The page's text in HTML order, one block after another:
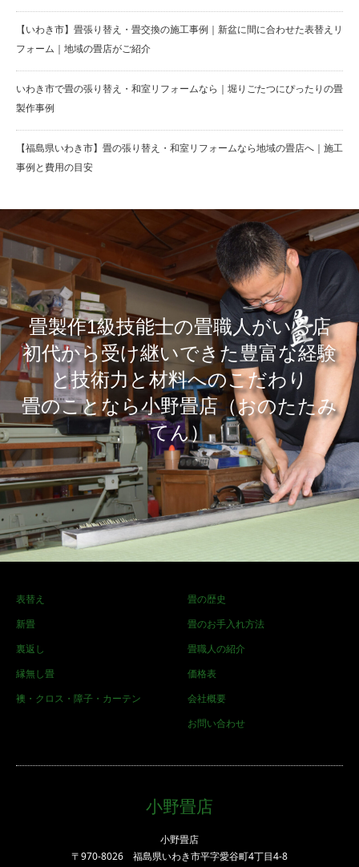
【いわき市】畳張り替え・畳交換の施工事例｜新盆に間に合わせた表替えリ
フォーム｜地域の畳店がご紹介
いわき市で畳の張り替え・和室リフォームなら｜堀りごたつにぴったりの畳
製作事例
【福島県いわき市】畳の張り替え・和室リフォームなら地域の畳店へ｜施工
事例と費用の目安
畳製作1級技能士の畳職人がいる店
​初代から受け継いできた豊富な経験
と技術力と材料へのこだわり
畳のことなら小野畳店（おのたたみ
てん）
表替え
新畳
裏返し
縁無し畳
襖・クロス・障子・カーテン
畳の歴史
畳のお手入れ方法
畳職人の紹介
価格表
会社概要
お問い合わせ
小野畳店
小野畳店
〒970-8026 福島県いわき市平字愛谷町4丁目4-8